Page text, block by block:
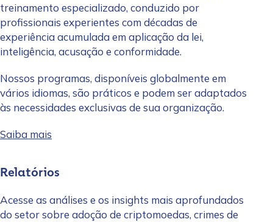
treinamento especializado, conduzido por
profissionais experientes com décadas de
experiência acumulada em aplicação da lei,
inteligência, acusação e conformidade.
Nossos programas, disponíveis globalmente em
vários idiomas, são práticos e podem ser adaptados
às necessidades exclusivas de sua organização.
Saiba mais
Relatórios
Acesse as análises e os insights mais aprofundados
do setor sobre adoção de criptomoedas, crimes de